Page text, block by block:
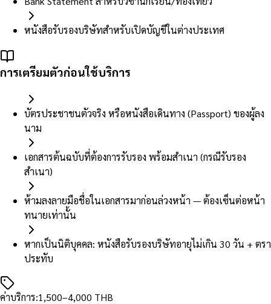
หนังสือรับรองบริษัทสำหรับเปิดบัญชีในต่างประเทศ
การเตรียมตัวก่อนใช้บริการ
บัตรประชาชนตัวจริง หรือหนังสือเดินทาง (Passport) ของผู้ลง
นาม
เอกสารต้นฉบับที่ต้องการรับรอง พร้อมสำเนา (กรณีรับรอง
สำเนา)
ห้ามลงลายมือชื่อในเอกสารมาก่อนล่วงหน้า — ต้องเซ็นต่อหน้า
ทนายเท่านั้น
หากเป็นนิติบุคคล: หนังสือรับรองบริษัทอายุไม่เกิน 30 วัน + ตรา
ประทับ
ค่าบริการ:1,500–4,000 THB